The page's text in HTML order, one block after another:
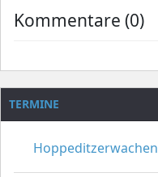
Kommentare (0)
TERMINE
Hoppeditzerwachen